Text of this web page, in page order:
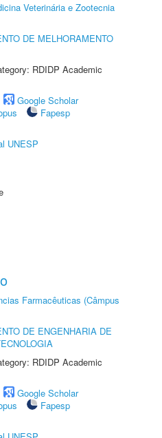
Veterinária e Zootecnia
DE MELHORAMENTO
RDIDP Academic
Google Scholar
Fapesp
UNESP
Farmacêuticas (Câmpus
DE ENGENHARIA DE
RDIDP Academic
Google Scholar
Fapesp